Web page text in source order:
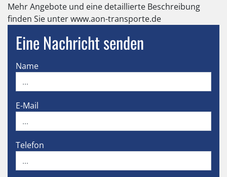
Mehr Angebote und eine detaillierte Beschreibung
finden Sie unter www.aon-transporte.de
Eine Nachricht senden
Name
E-Mail
Telefon